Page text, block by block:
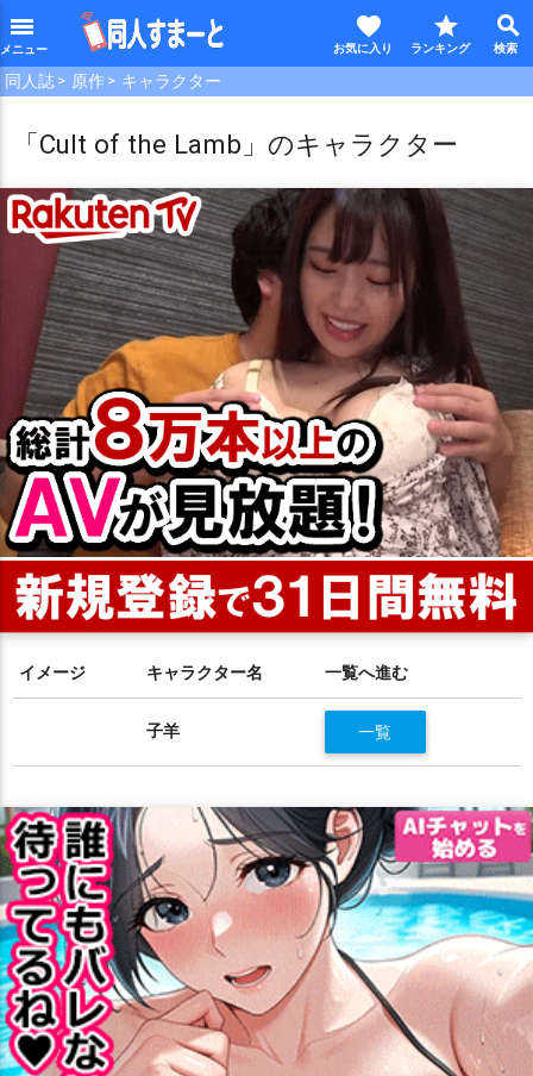
menu search
star
favorite
同人誌 原作 キャラクター
「Cult of the Lamb」のキャラクター
イメージ キャラクター名 一覧へ進む
子羊 一覧